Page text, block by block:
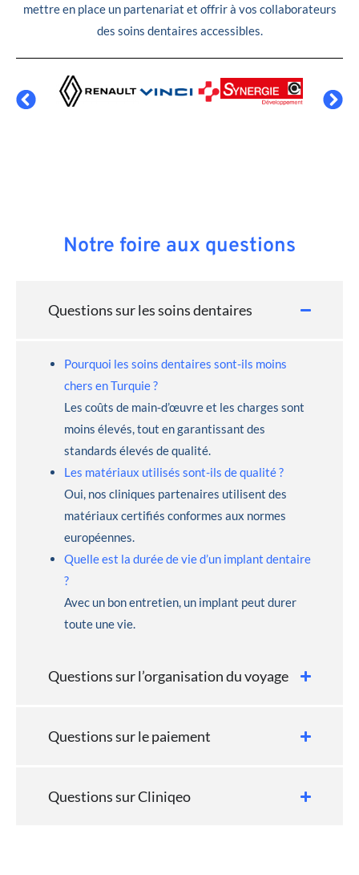
mettre en place un partenariat et offrir à vos collaborateurs
des soins dentaires accessibles.
Notre foire aux questions
Questions sur les soins dentaires
Pourquoi les soins dentaires sont-ils moins
chers en Turquie ?
Les coûts de main-d’œuvre et les charges sont
moins élevés, tout en garantissant des
standards élevés de qualité.
Les matériaux utilisés sont-ils de qualité ?
Oui, nos cliniques partenaires utilisent des
matériaux certifiés conformes aux normes
européennes.
Quelle est la durée de vie d’un implant dentaire
?
Avec un bon entretien, un implant peut durer
toute une vie.
Questions sur l’organisation du voyage
Questions sur le paiement
Questions sur Cliniqeo